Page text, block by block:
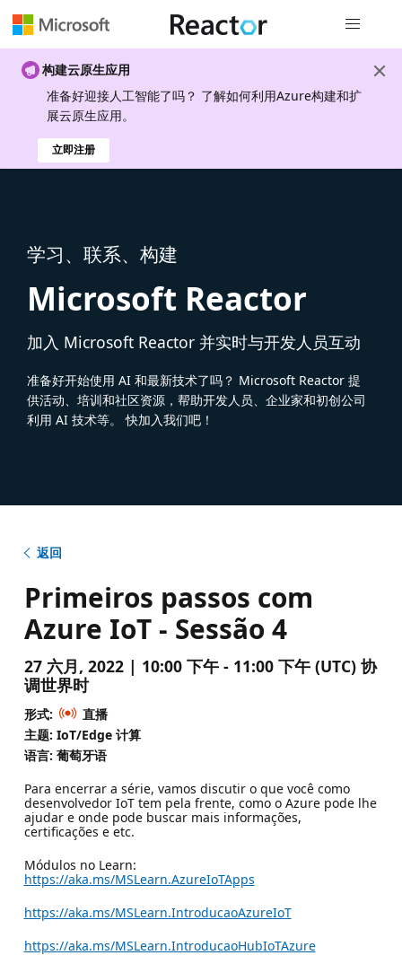
构建云原生应用
准备好迎接人工智能了吗？ 了解如何利用Azure构建和扩
展云原生应用。
立即注册
学习、联系、构建
Microsoft Reactor
加入 Microsoft Reactor 并实时与开发人员互动
准备好开始使用 AI 和最新技术了吗？ Microsoft Reactor 提
供活动、培训和社区资源，帮助开发人员、企业家和初创公司
利用 AI 技术等。 快加入我们吧！
返回
Primeiros passos com
Azure IoT - Sessão 4
27 六月, 2022 | 10:00 下午 - 11:00 下午 (UTC) 协
调世界时
形式:
直播
主题: IoT/Edge 计算
语言: 葡萄牙语
Para encerrar a série, vamos discutir o que você como
desenvolvedor IoT tem pela frente, como o Azure pode lhe
ajudar e onde pode buscar mais informações,
certificações e etc.
Módulos no Learn:
https://aka.ms/MSLearn.AzureIoTApps
https://aka.ms/MSLearn.IntroducaoAzureIoT
https://aka.ms/MSLearn.IntroducaoHubIoTAzure